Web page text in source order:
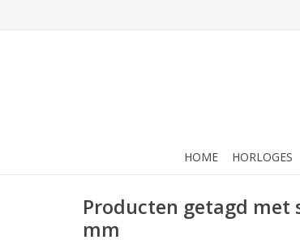
HOME HORLOGES
Producten getagd met
mm